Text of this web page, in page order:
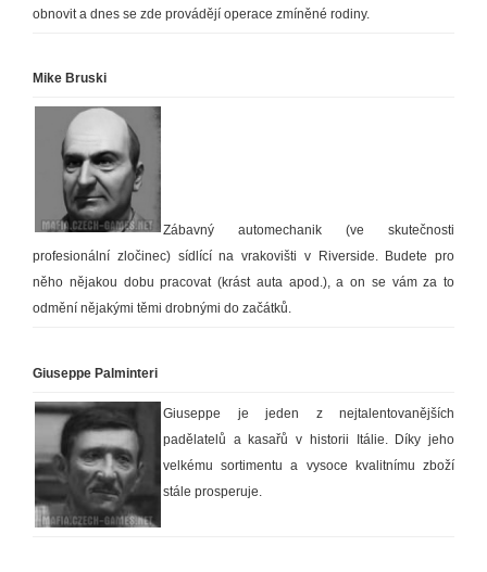
obnovit a dnes se zde provádějí operace zmíněné rodiny.
Mike Bruski
Zábavný automechanik (ve skutečnosti
profesionální zločinec) sídlící na vrakovišti v Riverside. Budete pro
něho nějakou dobu pracovat (krást auta apod.), a on se vám za to
odmění nějakými těmi drobnými do začátků.
Giuseppe Palminteri
Giuseppe je jeden z nejtalentovanějších
padělatelů a kasařů v historii Itálie. Díky jeho
velkému sortimentu a vysoce kvalitnímu zboží
stále prosperuje.